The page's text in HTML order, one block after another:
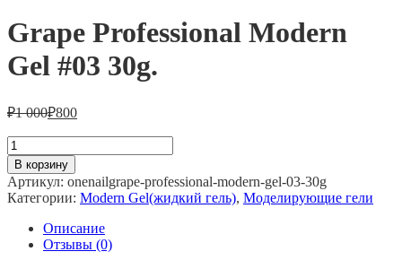
Grape Professional Modern
Gel #03 30g.
₽1 000₽800
Количество
товара
Grape
Professional
Modern
В корзину
Артикул: onenailgrape-professional-modern-gel-03-30g
Категории: Modern Gel(жидкий гель), Моделирующие гели
Описание
Отзывы (0)